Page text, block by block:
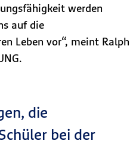
werden
auf die
Leben vor“, meint Ralph
die
bei der